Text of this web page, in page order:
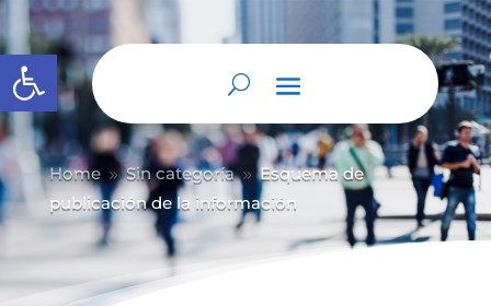
Abrir barra de herramientas
Home 9 Sin categoría 9 Esquema de
publicación de la información